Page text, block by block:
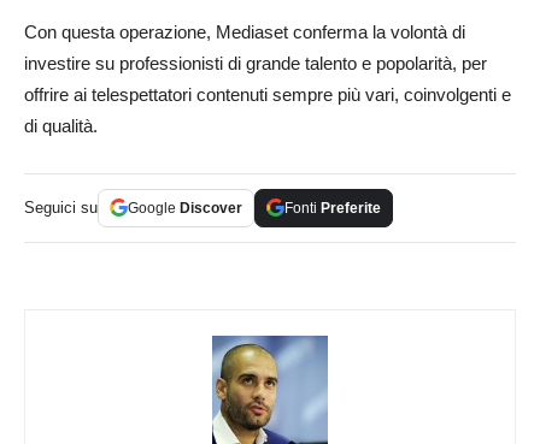
Con questa operazione, Mediaset conferma la volontà di
investire su professionisti di grande talento e popolarità, per
offrire ai telespettatori contenuti sempre più vari, coinvolgenti e
di qualità.
Seguici su Google Discover Fonti Preferite